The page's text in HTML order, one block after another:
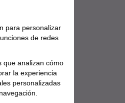
para personalizar
de redes
que analizan cómo
la experiencia
personalizadas